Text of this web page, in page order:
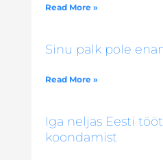
Read More »
Sinu palk pole
Read More »
Iga neljas Eesti
koondamist